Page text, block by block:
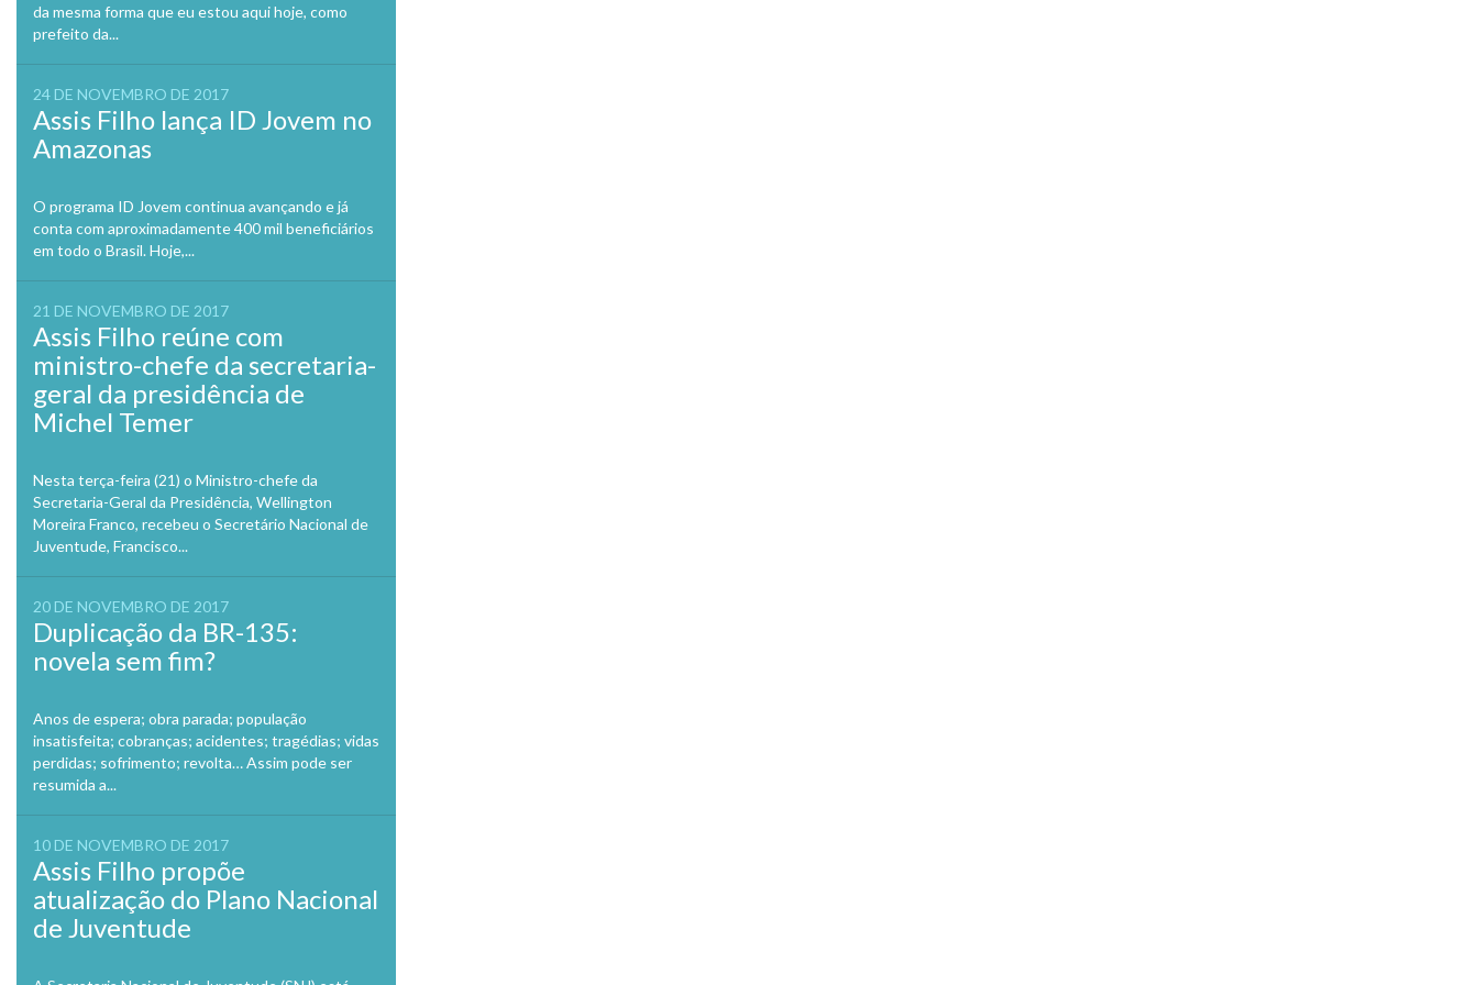
da mesma forma que eu estou aqui hoje, como
prefeito da...
24 DE NOVEMBRO DE 2017
Assis Filho lança ID Jovem no
Amazonas
O programa ID Jovem continua avançando e já
conta com aproximadamente 400 mil beneficiários
em todo o Brasil. Hoje,...
21 DE NOVEMBRO DE 2017
Assis Filho reúne com
ministro-chefe da secretaria-
geral da presidência de
Michel Temer
Nesta terça-feira (21) o Ministro-chefe da
Secretaria-Geral da Presidência, Wellington
Moreira Franco, recebeu o Secretário Nacional de
Juventude, Francisco...
20 DE NOVEMBRO DE 2017
Duplicação da BR-135:
novela sem fim?
Anos de espera; obra parada; população
insatisfeita; cobranças; acidentes; tragédias; vidas
perdidas; sofrimento; revolta… Assim pode ser
resumida a...
10 DE NOVEMBRO DE 2017
Assis Filho propõe
atualização do Plano Nacional
de Juventude